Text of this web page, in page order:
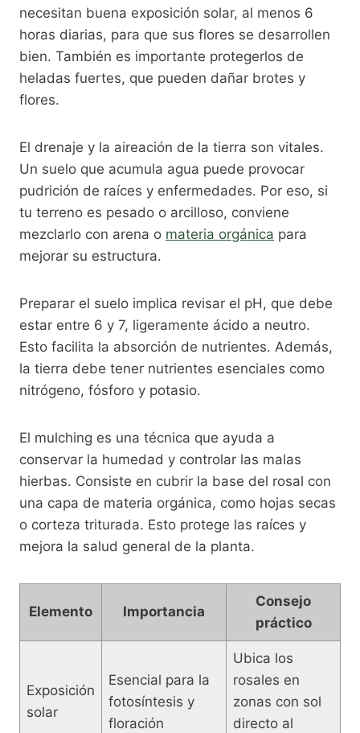
necesitan buena exposición solar, al menos 6
horas diarias, para que sus flores se desarrollen
bien. También es importante protegerlos de
heladas fuertes, que pueden dañar brotes y
flores.
El drenaje y la aireación de la tierra son vitales.
Un suelo que acumula agua puede provocar
pudrición de raíces y enfermedades. Por eso, si
tu terreno es pesado o arcilloso, conviene
mezclarlo con arena o materia orgánica para
mejorar su estructura.
Preparar el suelo implica revisar el pH, que debe
estar entre 6 y 7, ligeramente ácido a neutro.
Esto facilita la absorción de nutrientes. Además,
la tierra debe tener nutrientes esenciales como
nitrógeno, fósforo y potasio.
El mulching es una técnica que ayuda a
conservar la humedad y controlar las malas
hierbas. Consiste en cubrir la base del rosal con
una capa de materia orgánica, como hojas secas
o corteza triturada. Esto protege las raíces y
mejora la salud general de la planta.
Elemento Importancia
Consejo
práctico
Exposición
solar
Esencial para la
fotosíntesis y
floración
Ubica los
rosales en
zonas con sol
directo al